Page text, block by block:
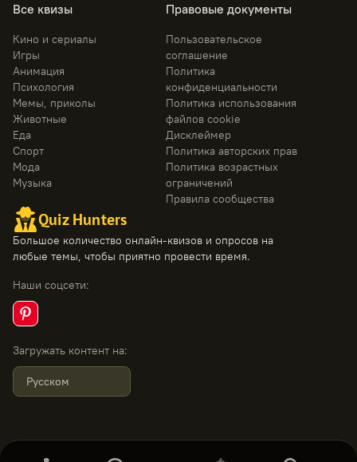
Quiz Hunters
Большое количество онлайн-квизов и опросов на
любые темы, чтобы приятно провести время.
Наши соцсети:
Загружать контент на:
Русском
Все квизы
Кино и сериалы
Игры
Анимация
Психология
Мемы, приколы
Животные
Еда
Спорт
Мода
Музыка
Правовые документы
Пользовательское
соглашение
Политика
конфиденциальности
Политика использования
файлов cookie
Дисклеймер
Политика авторских прав
Политика возрастных
ограничений
Правила сообщества